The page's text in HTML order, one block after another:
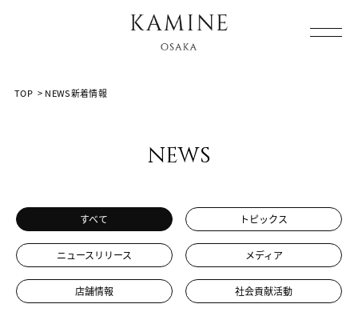
TOP > NEWS新着情報
news
すべて トピックス
ニュースリリース メディア
店舗情報 社会貢献活動